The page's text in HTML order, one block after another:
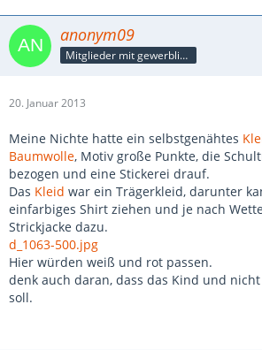
anonym09
Mitglieder mit gewerblicher Verbindung, auch als Mitarbeiter/in
20. Januar 2013
Meine Nichte hatte ein selbstgenähtes
Baumwolle, Motiv große Punkte, die
bezogen und eine Stickerei drauf.
Das Kleid war ein Trägerkleid, darunter
einfarbiges Shirt ziehen und je nach
Strickjacke dazu.
d_1063-500.jpg
Hier würden weiß und rot passen.
denk auch daran, dass das Kind und nicht
soll.